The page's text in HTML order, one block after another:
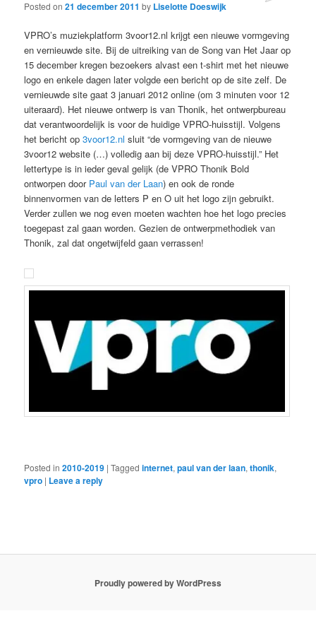
Posted on21 december 2011 by Liselotte Doeswijk
VPRO’s muziekplatform 3voor12.nl krijgt een nieuwe vormgeving
en vernieuwde site. Bij de uitreiking van de Song van Het Jaar op
15 december kregen bezoekers alvast een t-shirt met het nieuwe
logo en enkele dagen later volgde een bericht op de site zelf. De
vernieuwde site gaat 3 januari 2012 online (om 3 minuten voor 12
uiteraard). Het nieuwe ontwerp is van Thonik, het ontwerpbureau
dat verantwoordelijk is voor de huidige VPRO-huisstijl. Volgens
het bericht op3voor12.nl sluit “de vormgeving van de nieuwe
3voor12 website (…) volledig aan bij deze VPRO-huisstijl.” Het
lettertype is in ieder geval gelijk (de VPRO Thonik Bold
ontworpen door Paul van der Laan) en ook de ronde
binnenvormen van de letters P en O uit het logo zijn gebruikt.
Verder zullen we nog even moeten wachten hoe het logo precies
toegepast zal gaan worden. Gezien de ontwerpmethodiek van
Thonik, zal dat ongetwijfeld gaan verrassen!
Posted in 2010-2019 |Tagged internet,paul van der laan,thonik,
vpro | Leave a reply
Proudly powered by WordPress